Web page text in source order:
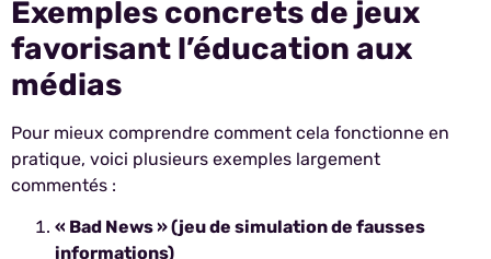
Exemples concrets de jeux
favorisant l’éducation aux
médias
Pour mieux comprendre comment cela fonctionne en
pratique, voici plusieurs exemples largement
commentés :
« Bad News » (jeu de simulation de fausses
informations)